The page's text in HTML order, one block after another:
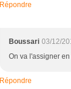
Répondre
Boussari 03/12/
On va l'assigner
Répondre